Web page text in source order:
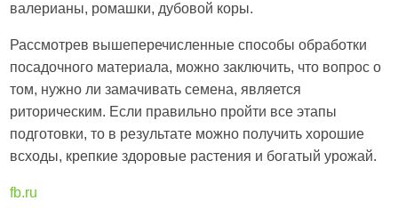
валерианы, ромашки, дубовой коры.
Рассмотрев вышеперечисленные способы обработки
посадочного материала, можно заключить, что вопрос о
том, нужно ли замачивать семена, является
риторическим. Если правильно пройти все этапы
подготовки, то в результате можно получить хорошие
всходы, крепкие здоровые растения и богатый урожай.
fb.ru